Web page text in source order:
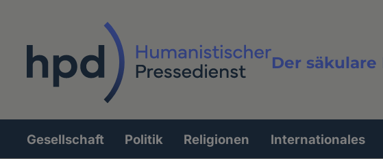
Der
Volltextsuche
Hauptnavigation
Gesellschaft Politik Religionen Internationales